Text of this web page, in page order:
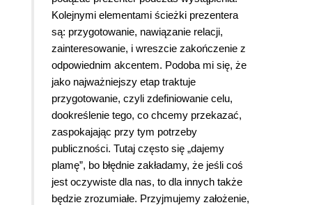
Kolejnymi elementami ścieżki prezentera
są: przygotowanie, nawiązanie relacji,
zainteresowanie, i wreszcie zakończenie z
odpowiednim akcentem. Podoba mi się, że
jako najważniejszy etap traktuje
przygotowanie, czyli zdefiniowanie celu,
dookreślenie tego, co chcemy przekazać,
zaspokajając przy tym potrzeby
publiczności. Tutaj często się „dajemy
plamę”, bo błędnie zakładamy, że jeśli coś
jest oczywiste dla nas, to dla innych także
będzie zrozumiałe. Przyjmujemy założenie,